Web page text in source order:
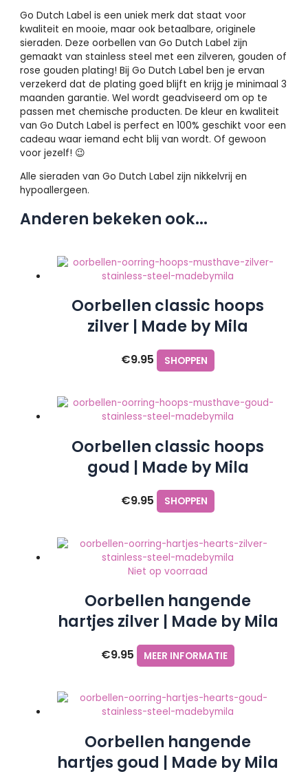
Go Dutch Label is een uniek merk dat staat voor
kwaliteit en mooie, maar ook betaalbare, originele
sieraden. Deze oorbellen van Go Dutch Label zijn
gemaakt van stainless steel met een zilveren, gouden of
rose gouden plating! Bij Go Dutch Label ben je ervan
verzekerd dat de plating goed blijft en krijg je minimaal 3
maanden garantie. Wel wordt geadviseerd om op te
passen met chemische producten. De kleur en kwaliteit
van Go Dutch Label is perfect en 100% geschikt voor een
cadeau waar iemand echt blij van wordt. Of gewoon
voor jezelf! 😉
Alle sieraden van Go Dutch Label zijn nikkelvrij en
hypoallergeen.
Anderen bekeken ook...
Oorbellen classic hoops
zilver | Made by Mila
€9.95 SHOPPEN
Oorbellen classic hoops
goud | Made by Mila
€9.95 SHOPPEN
Niet op voorraad
Oorbellen hangende
hartjes zilver | Made by Mila
€9.95 MEER INFORMATIE
Oorbellen hangende
hartjes goud | Made by Mila